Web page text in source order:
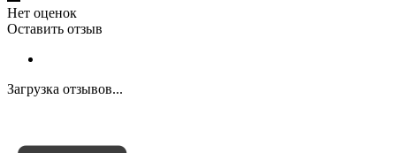
Нет оценок
Оставить отзыв
Загрузка отзывов...